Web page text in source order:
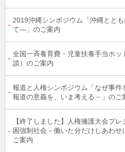
2019沖縄シンポジウム「沖縄とと
て―」のご案内
全国一斉養育費・児童扶養手当ホッ
談）のご案内
報道と人権シンポジウム「なぜ事件
報道の意義を、いま考える－」のご
【終了しました】人権擁護大会プ
困強制社会－働いた分だけしあわ
ご案内